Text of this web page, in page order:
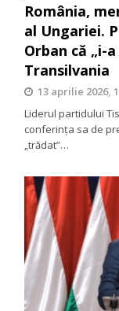
România,
al Ungariei.
Orban că „i-
Transilvania
13 aprilie 2026,
Liderul partidului
conferința sa de
„trădat”…